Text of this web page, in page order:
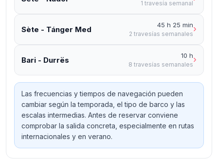
1 travesía semanal
Sète - Tánger Med 45 h 25 min
2 travesías semanales›
Bari - Durrës 10 h
8 travesías semanales›
Las frecuencias y tiempos de navegación pueden
cambiar según la temporada, el tipo de barco y las
escalas intermedias. Antes de reservar conviene
comprobar la salida concreta, especialmente en rutas
internacionales y en verano.